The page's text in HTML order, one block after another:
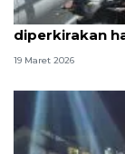
Dishub
diperkirakan
19 Maret 2026